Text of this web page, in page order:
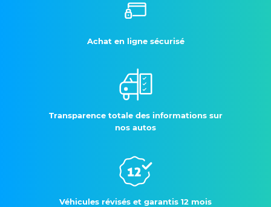
Achat en ligne sécurisé
Transparence totale des informations sur
nos autos
Véhicules révisés et garantis 12 mois